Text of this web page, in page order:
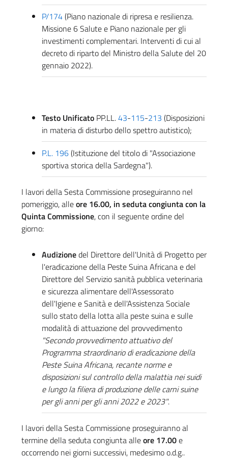
P/174(Piano nazionale di ripresa e resilienza.
Missione 6 Salute e Piano nazionale per gli
investimenti complementari. Interventi di cui al
decreto di riparto del Ministro della Salute del 20
gennaio 2022).
Testo Unificato PP.LL.43-115-213 (Disposizioni
in materia di disturbo dello spettro autistico);
P.L. 196(Istituzione del titolo di "Associazione
sportiva storica della Sardegna").
I lavori della Sesta Commissione proseguiranno nel
pomeriggio, alleore 16.00, in seduta congiunta con la
Quinta Commissione, con il seguente ordine del
giorno:
Audizionedel Direttore dell'Unità di Progetto per
l'eradicazione della Peste Suina Africana e del
Direttore del Servizio sanità pubblica veterinaria
e sicurezza alimentare dell'Assessorato
dell'Igiene e Sanità e dell'Assistenza Sociale
sullo stato della lotta alla peste suina e sulle
modalità di attuazione del provvedimento
"Secondo provvedimento attuativo del
Programma straordinario di eradicazione della
Peste Suina Africana, recante norme e
disposizioni sul controllo della malattia nei suidi
e lungo la filiera di produzione delle carni suine
per gli anni per gli anni 2022 e 2023".
I lavori della Sesta Commissione proseguiranno al
termine della seduta congiunta alleore 17.00e
occorrendo nei giorni successivi, medesimo o.d.g..